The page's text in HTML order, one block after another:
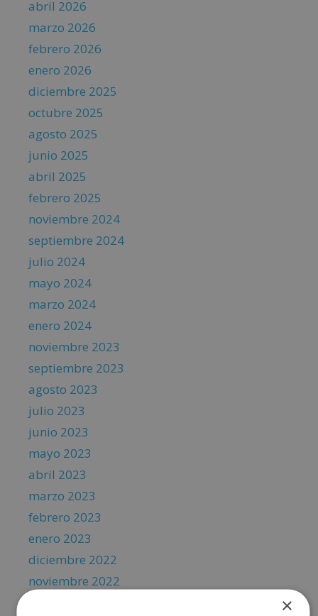
abril 2026
marzo 2026
febrero 2026
enero 2026
diciembre 2025
octubre 2025
agosto 2025
junio 2025
abril 2025
febrero 2025
noviembre 2024
septiembre 2024
julio 2024
mayo 2024
marzo 2024
enero 2024
noviembre 2023
septiembre 2023
agosto 2023
julio 2023
junio 2023
mayo 2023
abril 2023
marzo 2023
febrero 2023
enero 2023
diciembre 2022
noviembre 2022
×